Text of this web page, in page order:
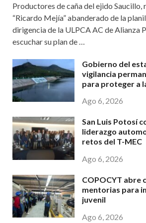
Productores de caña del ejido Saucillo,
“Ricardo Mejía” abanderado de la
dirigencia de la ULPCA AC de Alianza
escuchar su plan de …
Gobierno del
vigilancia
para proteger a
Ago 6, 2026
San Luis Potosí
liderazgo
retos del T-MEC
Ago 6, 2026
COPOCYT abre
mentorias para
juvenil
Ago 6, 2026